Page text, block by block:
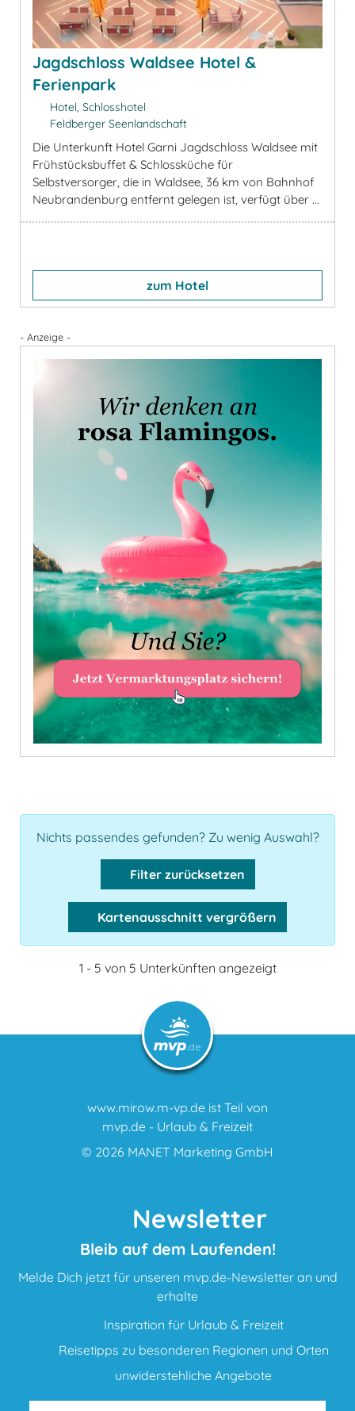
Jagdschloss Waldsee Hotel &
Ferienpark
Hotel, Schlosshotel
Feldberger Seenlandschaft
Die Unterkunft Hotel Garni Jagdschloss Waldsee mit
Frühstücksbuffet & Schlossküche für
Selbstversorger, die in Waldsee, 36 km von Bahnhof
Neubrandenburg entfernt gelegen ist, verfügt über ...
zum Hotel
- Anzeige -
Nichts passendes gefunden? Zu wenig Auswahl?
Filter zurücksetzen
Kartenausschnitt vergrößern
1 - 5 von 5 Unterkünften angezeigt
www.mirow.m-vp.de ist Teil von
mvp.de - Urlaub & Freizeit
© 2026 MANET Marketing GmbH
Newsletter
Bleib auf dem Laufenden!
Melde Dich jetzt für unseren mvp.de-Newsletter an und
erhalte
Inspiration für Urlaub & Freizeit
Reisetipps zu besonderen Regionen und Orten
unwiderstehliche Angebote